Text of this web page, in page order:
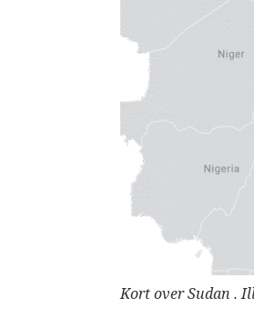
Kort over Sudan .